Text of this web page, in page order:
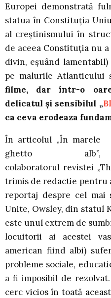
Europei demonstrată
statua în Constituţia
al creştinismului în
de aceea Constituţia nu
divin, eşuând
pe malurile Atlanticului
filme, dar într-o
delicatul şi sensibilul „
ca ceva erodeaza
În articolul „În marele
ghetto alb”,
colaboratorul revistei
trimis de redactie pentru
reportaj despre cel mai
Unite, Owsley, din statul
este unul extrem de
locuitorii ai acestei
american fiind albi)
probleme sociale,
a fi imposibil de
cerc vicios în toată